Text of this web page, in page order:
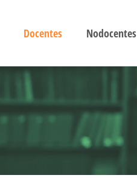
Docentes Nodocentes